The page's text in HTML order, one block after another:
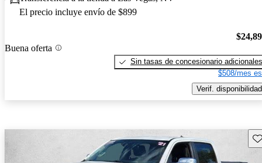
El precio incluye envío de $899
Buena oferta
Sin tasas de concesionario adicionales
$508/mes
Verif. disponibilidad